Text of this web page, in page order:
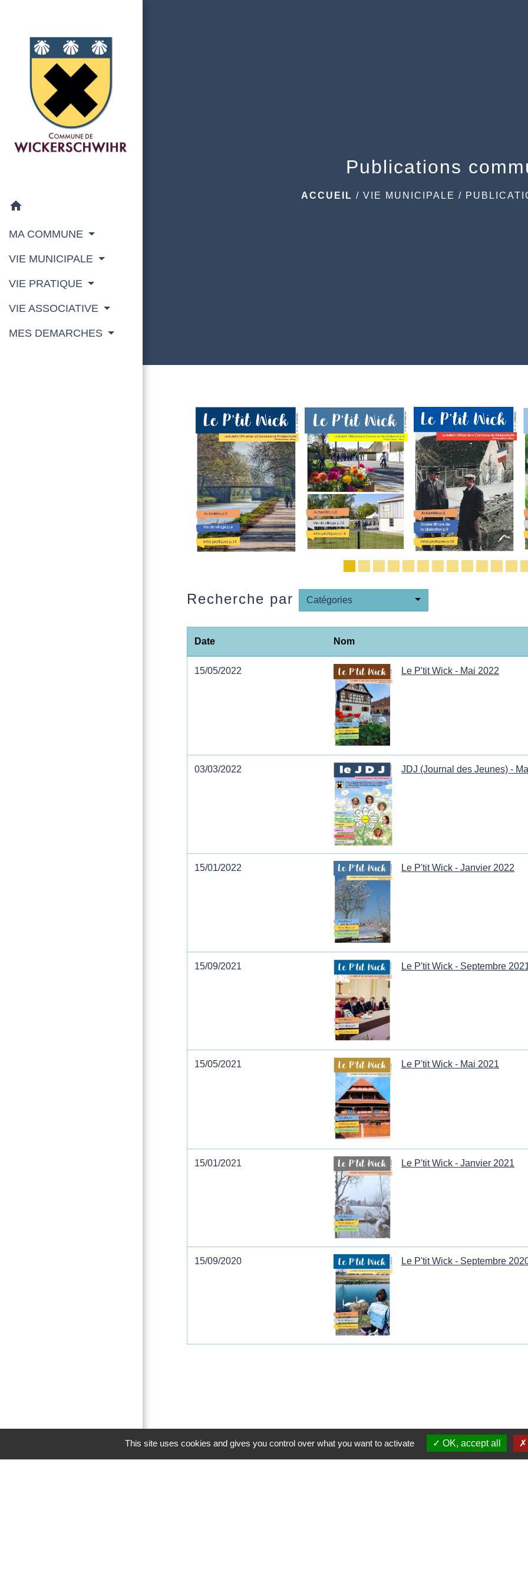
home
MA COMMUNE
VIE MUNICIPALE
VIE PRATIQUE
VIE ASSOCIATIVE
MES DEMARCHES
Publications
ACCUEIL /VIE MUNICIPALE /
Recherche par Catégories
Date Nom
15/05/2022 Le P'tit Wick - Mai 2022
03/03/2022 JDJ (Journal des Jeunes) -
15/01/2022 Le P'tit Wick - Janvier 2022
15/09/2021 Le P'tit Wick - Septembre
15/05/2021 Le P'tit Wick - Mai 2021
15/01/2021 Le P'tit Wick - Janvier 2021
15/09/2020 Le P'tit Wick - Septembre
Contacts
This site uses cookies and gives you control over what you want to activate OK, accept all